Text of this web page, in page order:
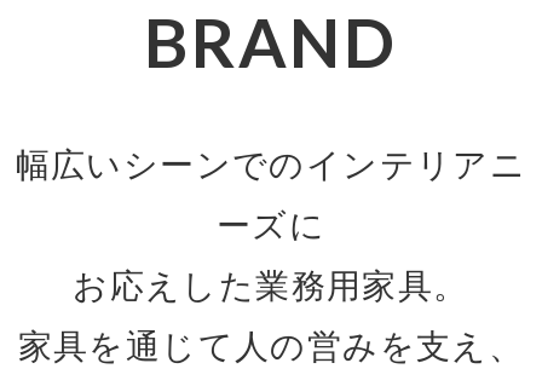
BRAND
幅広いシーンでのインテリアニ
ーズに
お応えした業務用家具。
家具を通じて人の営みを支え、